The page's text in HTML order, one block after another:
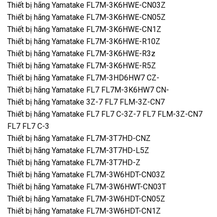
Thiết bị hãng Yamatake FL7M-3K6HWE-CN03Z
Thiết bị hãng Yamatake FL7M-3K6HWE-CN05Z
Thiết bị hãng Yamatake FL7M-3K6HWE-CN1Z
Thiết bị hãng Yamatake FL7M-3K6HWE-R10Z
Thiết bị hãng Yamatake FL7M-3K6HWE-R3z
Thiết bị hãng Yamatake FL7M-3K6HWE-R5Z
Thiết bị hãng Yamatake FL7M-3HD6HW7 CZ-
Thiết bị hãng Yamatake FL7 FL7M-3K6HW7 CN-
Thiết bị hãng Yamatake 3Z-7 FL7 FLM-3Z-CN7
Thiết bị hãng Yamatake FL7 FL7 C-3Z-7 FL7 FLM-3Z-CN7
FL7 FL7 C-3
Thiết bị hãng Yamatake FL7M-3T7HD-CNZ
Thiết bị hãng Yamatake FL7M-3T7HD-L5Z
Thiết bị hãng Yamatake FL7M-3T7HD-Z
Thiết bị hãng Yamatake FL7M-3W6HDT-CN03Z
Thiết bị hãng Yamatake FL7M-3W6HWT-CN03T
Thiết bị hãng Yamatake FL7M-3W6HDT-CN05Z
Thiết bị hãng Yamatake FL7M-3W6HDT-CN1Z